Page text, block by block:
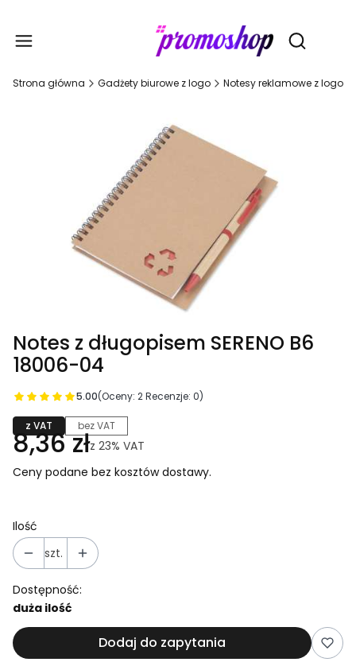
Otwórz
Strona główna Gadżety biurowe z logo Notesy reklamowe z logo
Notes z długopisem SERENO B6
18006-04
5.00(Oceny: 2 Recenzje: 0)
z VAT bez VAT
8,36 złz 23% VAT
Ceny podane bez kosztów dostawy.
Ilość
szt.
Dostępność:
duża ilość
Dodaj do zapytania